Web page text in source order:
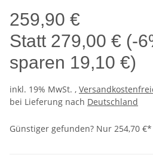
259,90 €
Statt 279,00 € (-
sparen 19,10 €)
inkl. 19% MwSt. ,
bei Lieferung nach Deutschland
Günstiger gefunden? Nur 254,70